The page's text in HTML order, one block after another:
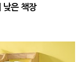
낮은 책장